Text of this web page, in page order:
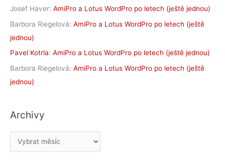
Josef Haver: AmiPro a Lotus WordPro po letech (ještě jednou)
Barbora Riegelová: AmiPro a Lotus WordPro po letech (ještě
jednou)
Pavel Kotrla: AmiPro a Lotus WordPro po letech (ještě jednou)
Barbora Riegelová: AmiPro a Lotus WordPro po letech (ještě
jednou)
Archivy
r